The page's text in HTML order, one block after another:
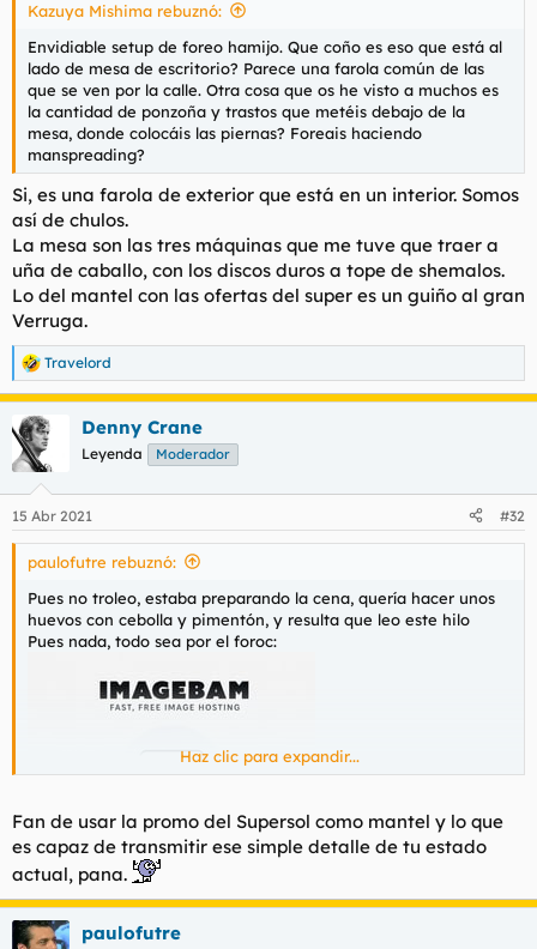
Kazuya Mishima rebuznó:
Envidiable setup de foreo hamijo. Que coño es eso que está al
lado de mesa de escritorio? Parece una farola común de las
que se ven por la calle. Otra cosa que os he visto a muchos es
la cantidad de ponzoña y trastos que metéis debajo de la
mesa, donde colocáis las piernas? Foreais haciendo
manspreading?
Si, es una farola de exterior que está en un interior. Somos
así de chulos.
La mesa son las tres máquinas que me tuve que traer a
uña de caballo, con los discos duros a tope de shemalos.
Lo del mantel con las ofertas del super es un guiño al gran
Verruga.
R
e
a
c
c
i
e
s
Travelord
Denny Crane
Leyenda Moderador
15 Abr 2021 #32
paulofutre rebuznó:
Pues no troleo, estaba preparando la cena, quería hacer unos
huevos con cebolla y pimentón, y resulta que leo este hilo
Pues nada, todo sea por el foroc:
Haz clic para expandir...
Fan de usar la promo del Supersol como mantel y lo que
es capaz de transmitir ese simple detalle de tu estado
actual, pana.
paulofutre